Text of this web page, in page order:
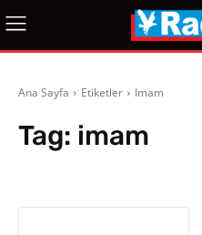
Ana Sayfa Etiketler Imam
Tag: imam